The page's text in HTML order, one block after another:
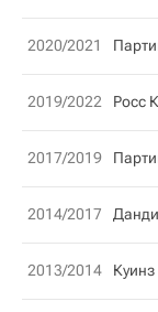
2020/2021
2019/2022 Росс
2017/2019
2014/2017
2013/2014